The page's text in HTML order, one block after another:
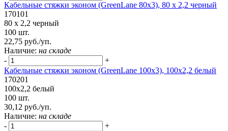
Кабельные стяжки эконом (GreenLane 80x3), 80 x 2,2 черный
170101
80 x 2,2 черный
100 шт.
22,75 руб./уп.
Наличие: на складе
-
+
Кабельные стяжки эконом (GreenLane 100х3), 100х2,2 белый
170201
100х2,2 белый
100 шт.
30,12 руб./уп.
Наличие: на складе
-
+